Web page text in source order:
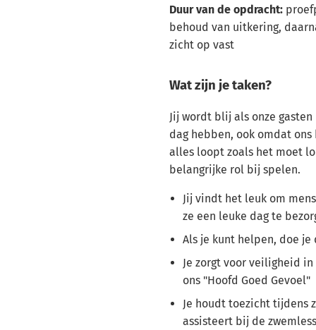
Duur van de opdracht:
behoud van uitkering,
zicht op vast
Wat zijn je taken?
Jij wordt blij als onze
dag hebben, ook omdat
alles loopt zoals het moet
belangrijke rol bij spelen.
Jij vindt het leuk om
ze een leuke dag te
Als je kunt helpen, doe je
Je zorgt voor veiligheid
ons "Hoofd Goed Gevoel"
Je houdt toezicht tijdens
assisteert bij de